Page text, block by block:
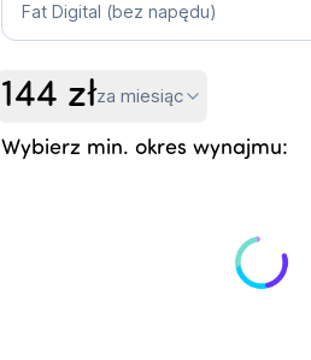
Fat Digital (bez napędu)
144 złza miesiąc
Wybierz min. okres wynajmu: